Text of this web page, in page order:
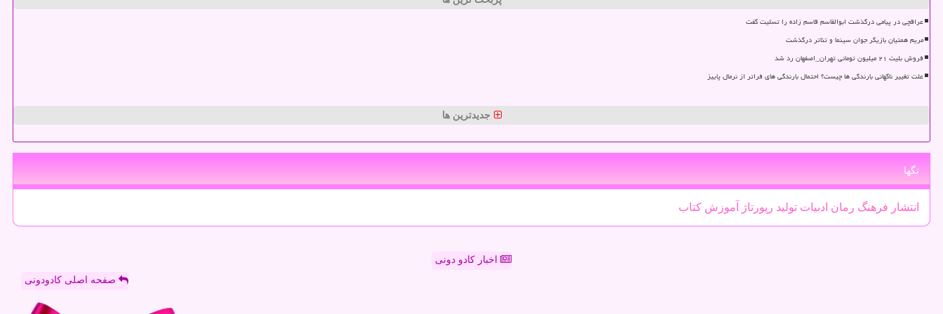
عراقچی در پیامی درگذشت ابوالقاسم قاسم زاده را تسلیت گفت
مریم همتیان بازیگر جوان سینما و تئاتر درگذشت
فروش بلیت ۲۱ میلیون تومانی تهران_اصفهان رد شد
علت تغییر ناگهانی بارندگی ها چیست؟ احتمال بارندگی های فراتر از نرمال پاییز
جدیدترین ها
تگها
انتشار فرهنگ رمان ادبیات تولید رپورتاژ آموزش كتاب
اخبار کادو دونی
صفحه اصلی کادودونی